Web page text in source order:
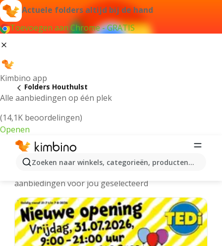
Actuele folders altijd bij de hand
Toevoegen aan Chrome - GRATIS
Kimbino app
Alle aanbiedingen op één plek
(14,1K beoordelingen)
Openen
Zoeken naar winkels, categorieën, producten...
Folders Houthulst
Houthulst folders online
aanbiedingen voor jou geselecteerd